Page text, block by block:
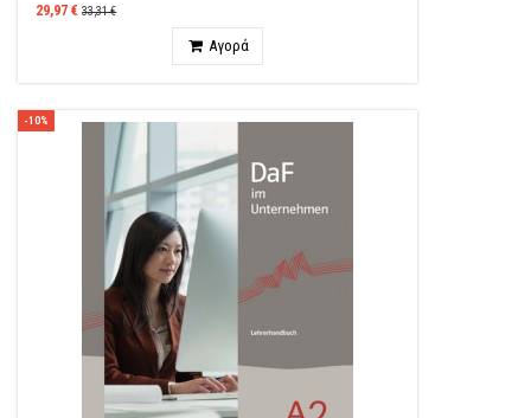
29,97 € 33,31 €
Αγορά
-10%